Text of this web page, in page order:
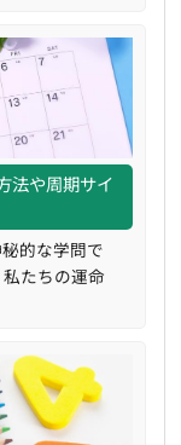
法や周期サイ
的な学問で
たちの運命